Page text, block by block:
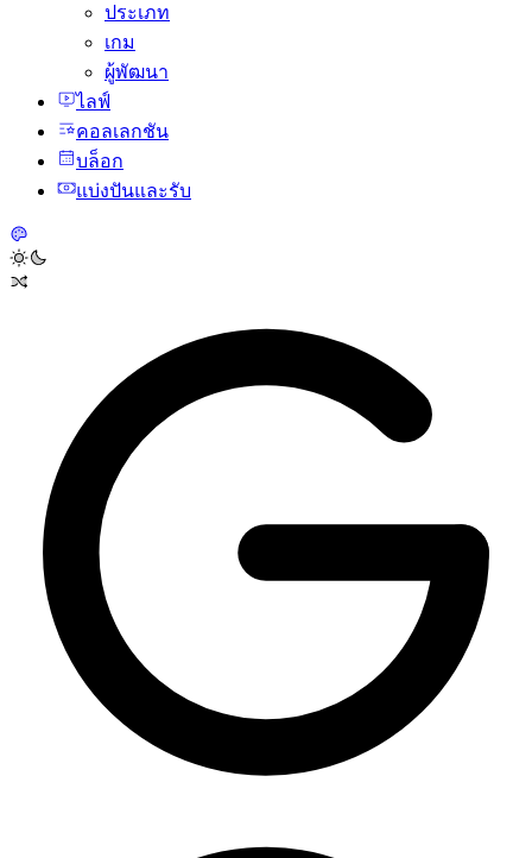
ประเภท
เกม
ผู้พัฒนา
ไลฟ์
คอลเลกชัน
บล็อก
แบ่งปันและรับ